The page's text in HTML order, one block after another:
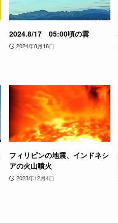
2024.8/17 05:00頃の雲
2024年8月18日
フィリピンの地震、インドネシ
アの火山噴火
2023年12月4日